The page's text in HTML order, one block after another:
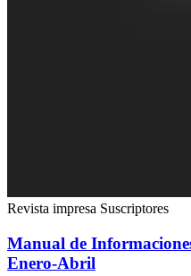
Revista impresa Suscriptores
Manual de
Enero-Abril